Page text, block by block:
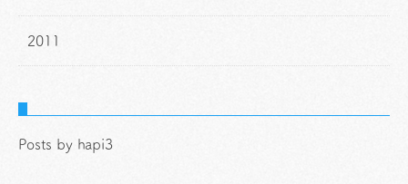
2011
Posts by hapi3